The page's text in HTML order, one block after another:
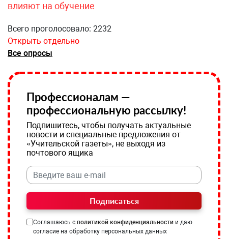
влияют на обучение
Всего проголосовало: 2232
Открыть отдельно
Все опросы
Профессионалам —
профессиональную рассылку!
Подпишитесь, чтобы получать актуальные
новости и специальные предложения от
«Учительской газеты», не выходя из
почтового ящика
Подписаться
Соглашаюсь с политикой конфиденциальности и даю
согласие на обработку персональных данных